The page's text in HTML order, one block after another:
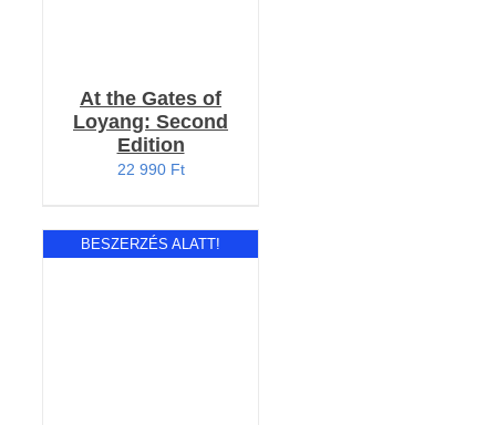
At the Gates of
Loyang: Second
Edition
22 990 Ft
BESZERZÉS ALATT!